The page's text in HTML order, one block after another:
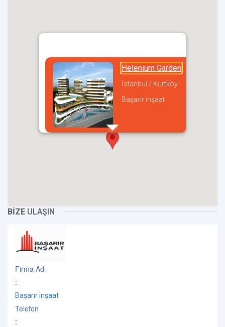
Helenium Garden
İstanbul / Kurtköy
Başarır inşaat
BİZE ULAŞIN
Firma Adı
:
Başarır inşaat
Telefon
: